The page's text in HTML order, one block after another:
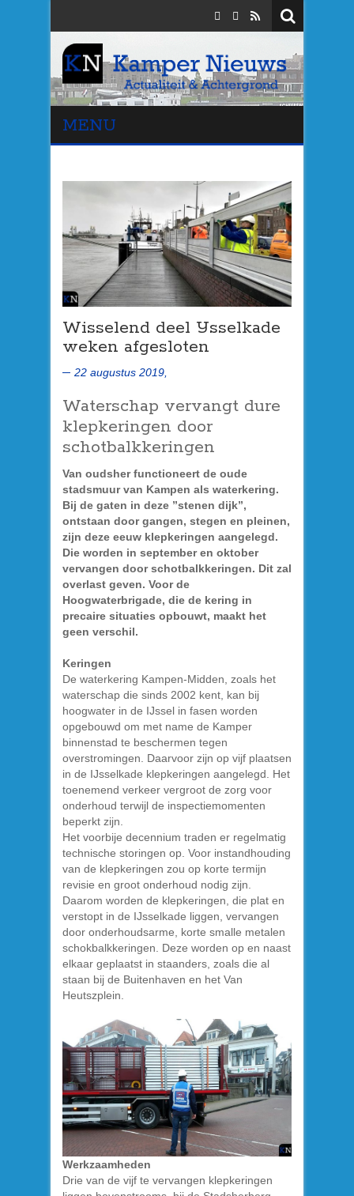
MENU
Wisselend deel IJsselkade
weken afgesloten
22 augustus 2019,
Waterschap vervangt dure
klepkeringen door
schotbalkkeringen
Van oudsher functioneert de oude
stadsmuur van Kampen als waterkering.
Bij de gaten in deze ”stenen dijk”,
ontstaan door gangen, stegen en pleinen,
zijn deze eeuw klepkeringen aangelegd.
Die worden in september en oktober
vervangen door schotbalkkeringen. Dit zal
overlast geven. Voor de
Hoogwaterbrigade, die de kering in
precaire situaties opbouwt, maakt het
geen verschil.
Keringen
De waterkering Kampen-Midden, zoals het
waterschap die sinds 2002 kent, kan bij
hoogwater in de IJssel in fasen worden
opgebouwd om met name de Kamper
binnenstad te beschermen tegen
overstromingen. Daarvoor zijn op vijf plaatsen
in de IJsselkade klepkeringen aangelegd. Het
toenemend verkeer vergroot de zorg voor
onderhoud terwijl de inspectiemomenten
beperkt zijn.
Het voorbije decennium traden er regelmatig
technische storingen op. Voor instandhouding
van de klepkeringen zou op korte termijn
revisie en groot onderhoud nodig zijn.
Daarom worden de klepkeringen, die plat en
verstopt in de IJsselkade liggen, vervangen
door onderhoudsarme, korte smalle metalen
schokbalkkeringen. Deze worden op en naast
elkaar geplaatst in staanders, zoals die al
staan bij de Buitenhaven en het Van
Heutszplein.
Werkzaamheden
Drie van de vijf te vervangen klepkeringen